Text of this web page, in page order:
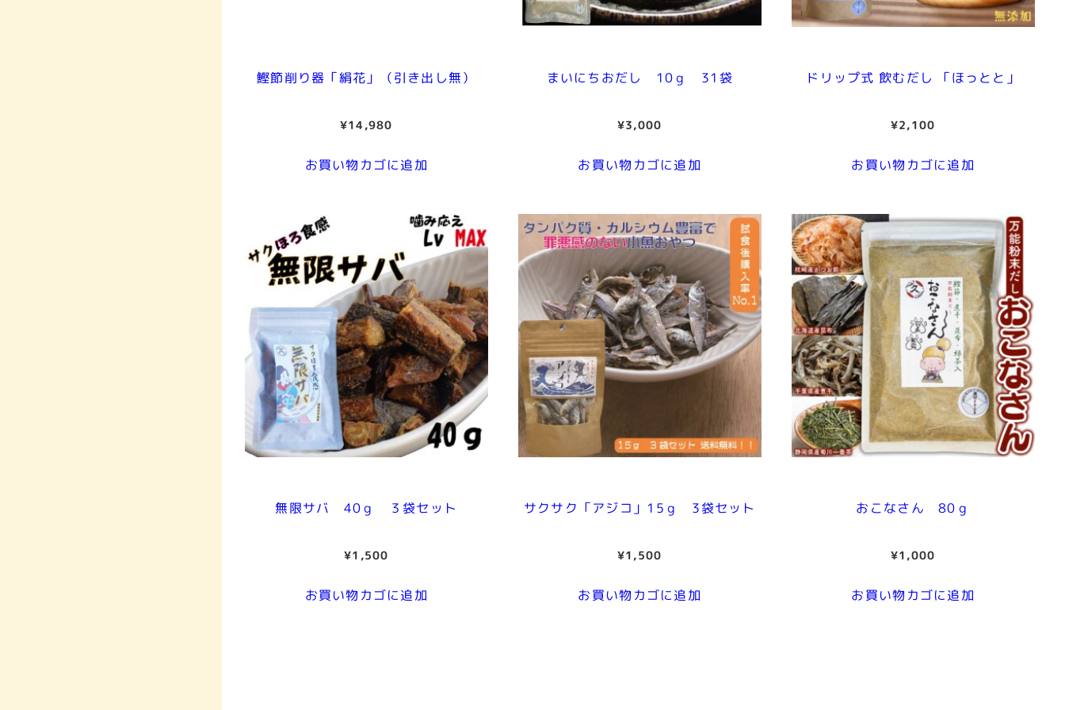
ト
※
ッ
ー
デ
ン
は
変
更
に
な
る
可
が
ま
個
鰹節削り器「絹花」（引き出し無）
¥14,980
お買い物カゴに追加
まいにちおだし 10ｇ 31袋
¥3,000
お買い物カゴに追加
ドリップ式 飲むだし 「ほっとと」
¥2,100
お買い物カゴに追加
無限サバ 40ｇ ３袋セット
¥1,500
お買い物カゴに追加
サクサク「アジコ」15ｇ 3袋セット
¥1,500
お買い物カゴに追加
おこなさん 80ｇ
¥1,000
お買い物カゴに追加